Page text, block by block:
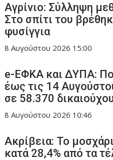
Aγρίνιο: Σύλληψη
Στο σπίτι του
φυσίγγια
8 Αυγούστου 2026 15:00
e-ΕΦΚΑ και ΔΥΠΑ:
έως τις 14
σε 58.370
8 Αυγούστου 2026 10:46
Ακρίβεια: Το
κατά 28,4% από τα